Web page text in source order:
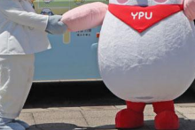
2021年12月 (16)
2021年11月 (8)
2021年10月 (9)
2021年9月 (7)
2021年8月 (10)
2021年7月 (8)